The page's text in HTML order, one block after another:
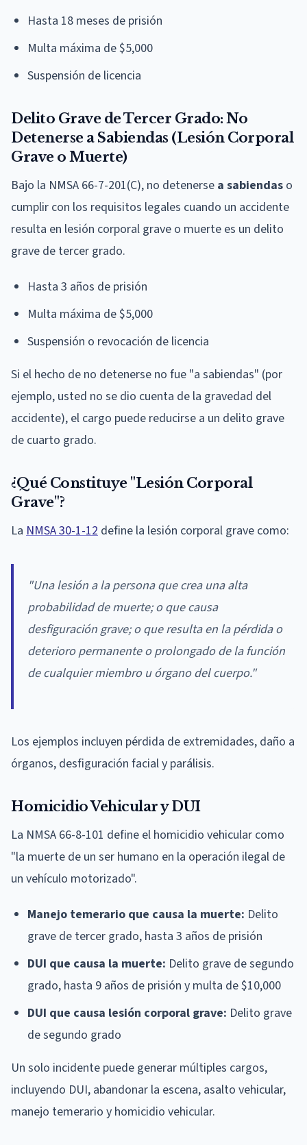
Hasta 18 meses de prisión
Multa máxima de $5,000
Suspensión de licencia
Delito Grave de Tercer Grado: No
Detenerse a Sabiendas (Lesión Corporal
Grave o Muerte)
Bajo la NMSA 66-7-201(C), no detenerse a sabiendas o
cumplir con los requisitos legales cuando un accidente
resulta en lesión corporal grave o muerte es un delito
grave de tercer grado.
Hasta 3 años de prisión
Multa máxima de $5,000
Suspensión o revocación de licencia
Si el hecho de no detenerse no fue "a sabiendas" (por
ejemplo, usted no se dio cuenta de la gravedad del
accidente), el cargo puede reducirse a un delito grave
de cuarto grado.
¿Qué Constituye "Lesión Corporal
Grave"?
La NMSA 30-1-12 define la lesión corporal grave como:
"Una lesión a la persona que crea una alta
probabilidad de muerte; o que causa
desfiguración grave; o que resulta en la pérdida o
deterioro permanente o prolongado de la función
de cualquier miembro u órgano del cuerpo."
Los ejemplos incluyen pérdida de extremidades, daño a
órganos, desfiguración facial y parálisis.
Homicidio Vehicular y DUI
La NMSA 66-8-101 define el homicidio vehicular como
"la muerte de un ser humano en la operación ilegal de
un vehículo motorizado".
Manejo temerario que causa la muerte: Delito
grave de tercer grado, hasta 3 años de prisión
DUI que causa la muerte: Delito grave de segundo
grado, hasta 9 años de prisión y multa de $10,000
DUI que causa lesión corporal grave: Delito grave
de segundo grado
Un solo incidente puede generar múltiples cargos,
incluyendo DUI, abandonar la escena, asalto vehicular,
manejo temerario y homicidio vehicular.